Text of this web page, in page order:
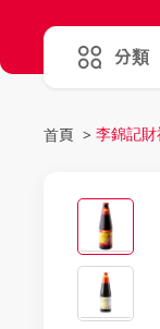
分類
首頁 > 李錦記